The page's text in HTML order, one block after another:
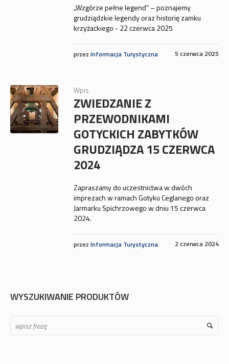
„Wzgórze pełne legend” – poznajemy
grudziądzkie legendy oraz historię zamku
krzyżackiego - 22 czerwca 2025
5 czerwca 2025
przez Informacja Turystyczna
Wpis
ZWIEDZANIE Z
PRZEWODNIKAMI
GOTYCKICH ZABYTKÓW
GRUDZIĄDZA 15 CZERWCA
2024
Zapraszamy do uczestnictwa w dwóch
imprezach w ramach Gotyku Ceglanego oraz
Jarmarku Spichrzowego w dniu 15 czerwca
2024.
2 czerwca 2024
przez Informacja Turystyczna
WYSZUKIWANIE PRODUKTÓW